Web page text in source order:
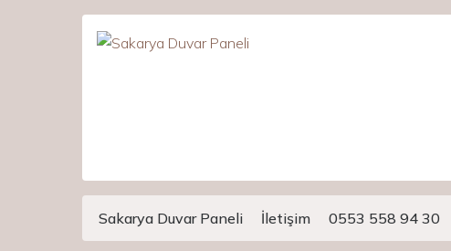
Main Navigation
Sakarya Duvar Paneli İletişim 0553 558 94 30